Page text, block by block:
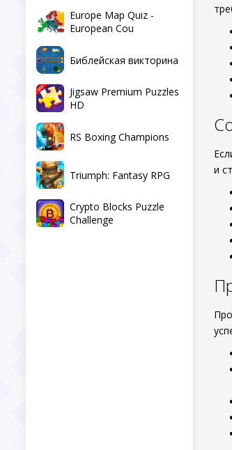
Europe Map Quiz -
European Cou
Библейская викторина
Jigsaw Premium Puzzles
HD
RS Boxing Champions
Triumph: Fantasy RPG
Crypto Blocks Puzzle
Challenge
и